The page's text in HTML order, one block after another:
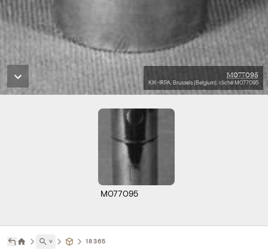
M077095
KIK-IRPA, Brussels (Belgium), cliché M077095
M077095
˅ 18365